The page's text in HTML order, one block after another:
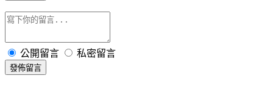
公開留言 私密留言
發佈留言